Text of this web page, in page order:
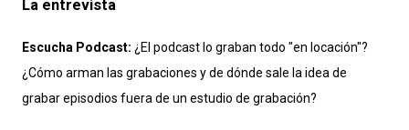
La entrevista
Escucha Podcast: ¿El podcast lo graban todo "en locación"?
¿Cómo arman las grabaciones y de dónde sale la idea de
grabar episodios fuera de un estudio de grabación?